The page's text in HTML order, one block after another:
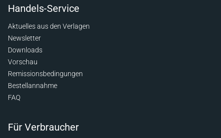
Handels-Service
Aktuelles aus den Verlagen
Newsletter
Downloads
Vorschau
Remissionsbedingungen
Bestellannahme
FAQ
Für Verbraucher